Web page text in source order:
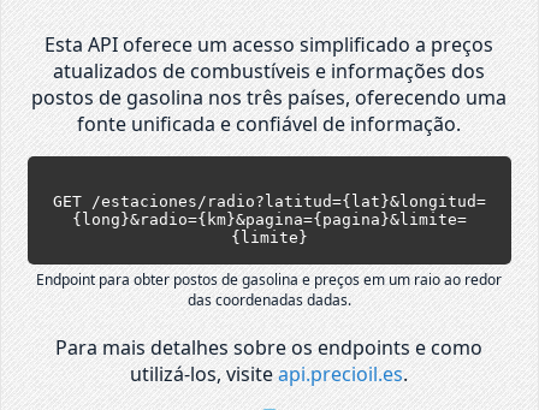
Esta API oferece um acesso simplificado a preços
atualizados de combustíveis e informações dos
postos de gasolina nos três países, oferecendo uma
fonte unificada e confiável de informação.
GET /estaciones/radio?latitud={lat}&longitud=
{long}&radio={km}&pagina={pagina}&limite=
{limite}
Endpoint para obter postos de gasolina e preços em um raio ao redor
das coordenadas dadas.
Para mais detalhes sobre os endpoints e como
utilizá-los, visiteapi.precioil.es.